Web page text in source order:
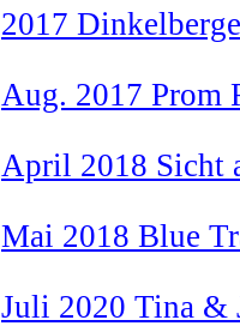
2017
Aug. 2017 Prom
April 2018 Sicht
Mai 2018 Blue
Juli 2020 Tina &